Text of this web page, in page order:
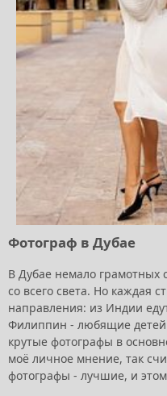
Фотограф в Дубае
В Дубае немало грамотных
со всего света. Но каждая
направления: из Индии
Филиппин - любящие детей
крутые фотографы в
моё личное мнение, так
фотографы - лучшие, и